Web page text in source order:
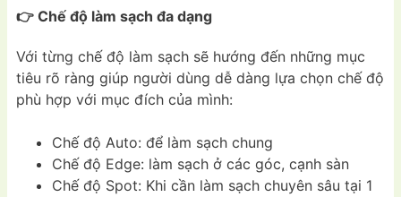
👉 Chế độ làm sạch đa dạng
Với từng chế độ làm sạch sẽ hướng đến những mục
tiêu rõ ràng giúp người dùng dễ dàng lựa chọn chế độ
phù hợp với mục đích của mình:
Chế độ Auto: để làm sạch chung
Chế độ Edge: làm sạch ở các góc, cạnh sàn
Chế độ Spot: Khi cần làm sạch chuyên sâu tại 1